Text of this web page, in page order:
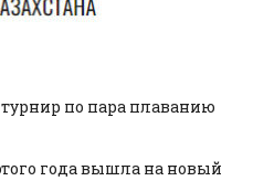
турнир по пара плаванию
года вышла на новый